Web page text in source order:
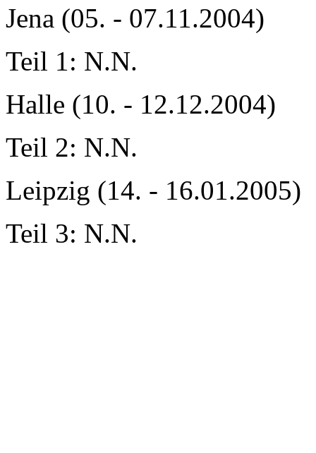
Jena (05. - 07.11.2004)
Teil 1: N.N.
Halle (10. - 12.12.2004)
Teil 2: N.N.
Leipzig (14. - 16.01.2005)
Teil 3: N.N.